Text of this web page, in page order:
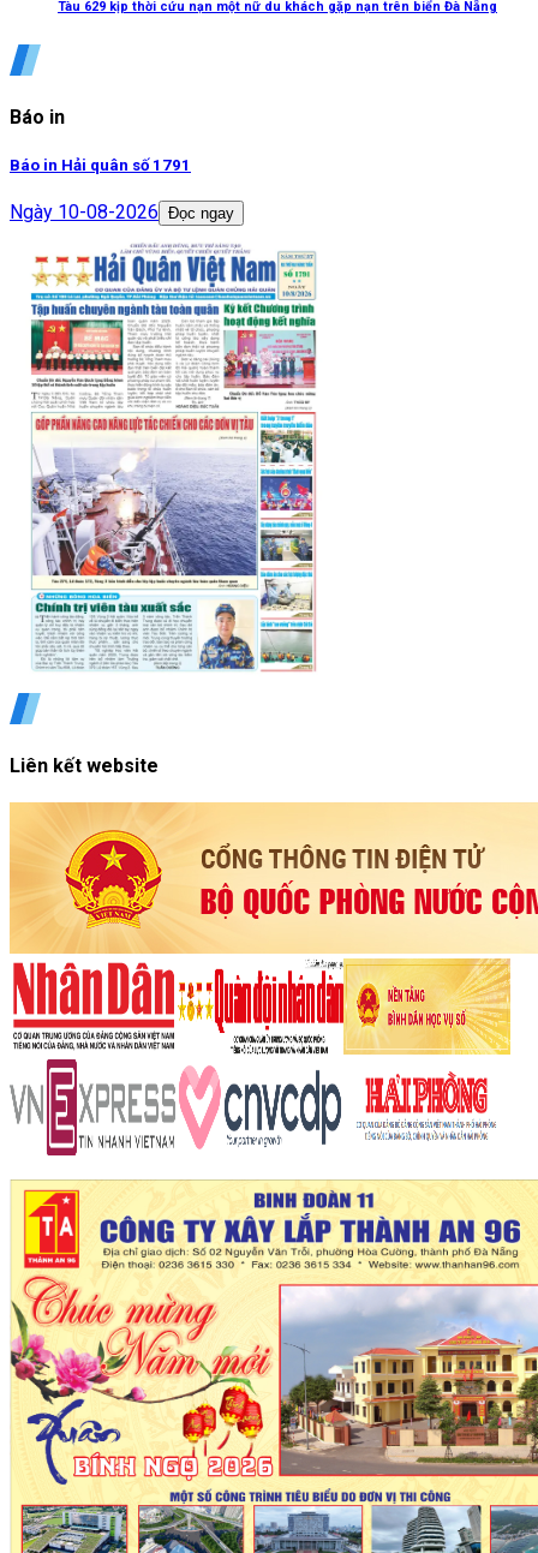
Tàu 629 kịp thời cứu nạn một nữ du khách gặp nạn trên biển Đà Nẵng
Báo in
Báo in Hải quân số 1791
Ngày 10-08-2026 Đọc ngay
Liên kết website